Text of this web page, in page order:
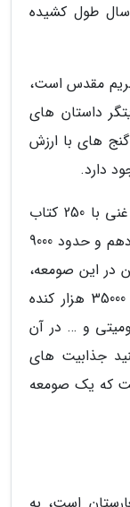
کاملا دستی صورت گرفته که 5 سال طول کشیده
مقدس است،
داستان های
های با ارزش
در داخل این صومعه یک کتابخانه بسیار غنی با 250 کتاب
خطی و دست نوشته از قرن یازدهم تا نوزدهم و حدود 9000
در این صومعه،
موزه ای قرار گرفته است که مجموعه ای 35000 هزار کنده
و … در آن
جذابیت های
که یک صومعه